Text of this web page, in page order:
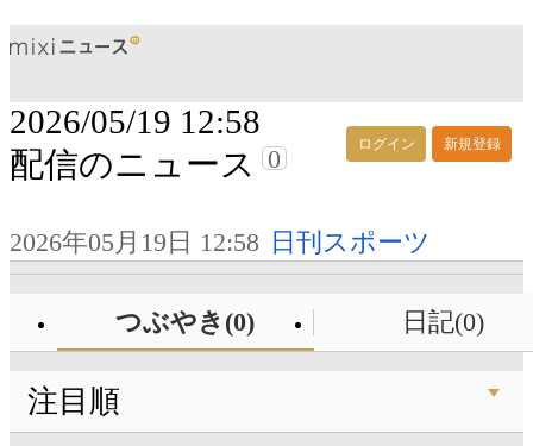
ログイン 新規登録
2026/05/19 12:58
配信のニュース
0
2026年05月19日 12:58 日刊スポーツ
つぶやき(0) 日記(0)
注目順